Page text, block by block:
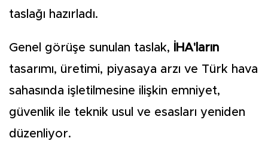
taslağı hazırladı.
Genel görüşe sunulan taslak,
İHA'ların
tasarımı, üretimi, piyasaya arzı ve Türk hava
sahasında işletilmesine ilişkin emniyet,
güvenlik ile teknik usul ve esasları yeniden
düzenliyor.